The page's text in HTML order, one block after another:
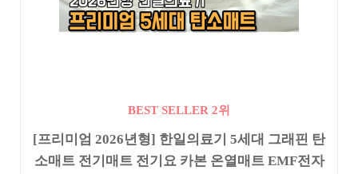
BEST SELLER 2위
[프리미엄 2026년형] 한일의료기 5세대 그래핀 탄
소매트 전기매트 전기요 카본 온열매트 EMF전자